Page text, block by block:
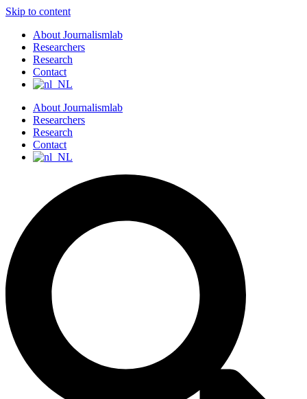
Skip to content
About Journalismlab
Researchers
Research
Contact
About Journalismlab
Researchers
Research
Contact